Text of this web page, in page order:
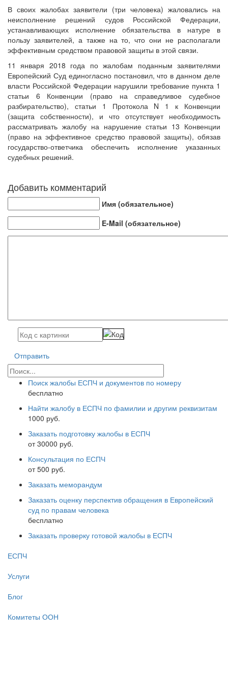
В своих жалобах заявители (три человека) жаловались на
неисполнение решений судов Российской Федерации,
устанавливающих исполнение обязательства в натуре в
пользу заявителей, а также на то, что они не располагали
эффективным средством правовой защиты в этой связи.
11 января 2018 года по жалобам поданным заявителями
Европейский Суд единогласно постановил, что в данном деле
власти Российской Федерации нарушили требование пункта 1
статьи 6 Конвенции (право на справедливое судебное
разбирательство), статьи 1 Протокола N 1 к Конвенции
(защита собственности), и что отсутствует необходимость
рассматривать жалобу на нарушение статьи 13 Конвенции
(право на эффективное средство правовой защиты), обязав
государство-ответчика обеспечить исполнение указанных
судебных решений.
Добавить комментарий
Имя (обязательное)
E-Mail (обязательное)
Отправить
Поиск жалобы ЕСПЧ и документов по номеру
бесплатно
Найти жалобу в ЕСПЧ по фамилии и другим реквизитам
1000 руб.
Заказать подготовку жалобы в ЕСПЧ
от 30000 руб.
Консультация по ЕСПЧ
от 500 руб.
Заказать меморандум
Заказать оценку перспектив обращения в Европейский
суд по правам человека
бесплатно
Заказать проверку готовой жалобы в ЕСПЧ
ЕСПЧ
Услуги
Блог
Комитеты ООН